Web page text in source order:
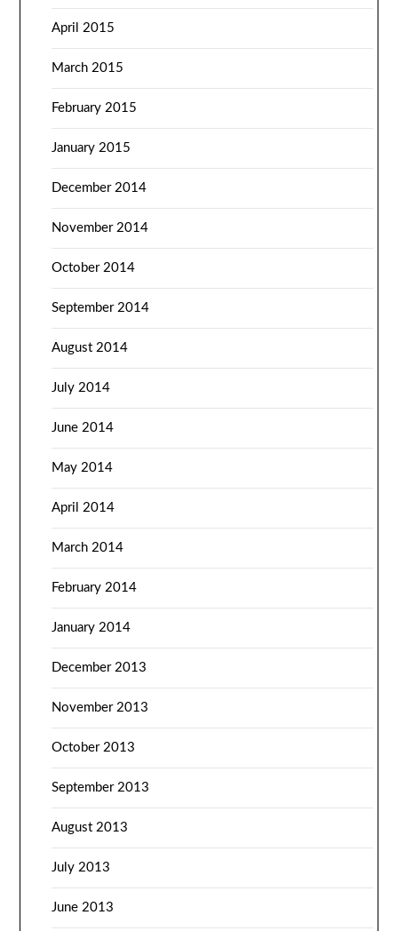
April 2015
March 2015
February 2015
January 2015
December 2014
November 2014
October 2014
September 2014
August 2014
July 2014
June 2014
May 2014
April 2014
March 2014
February 2014
January 2014
December 2013
November 2013
October 2013
September 2013
August 2013
July 2013
June 2013